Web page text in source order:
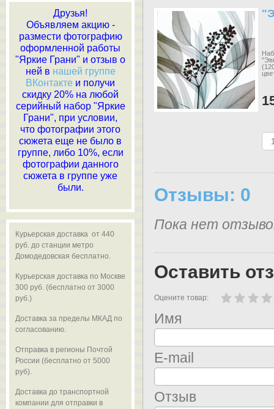
Отзывы: 0
Пока нет
Оставить
Оцените товар:
Имя
E-mail
Отзыв
Друзья!
Объявляем акцию -
размести фотографию
оформленной работы
"Яркие Грани" и отзыв о
ней в нашей группе
ВКонтакте и получи
скидку 20% на любой
серийный набор "Яркие
Грани", при условии,
что фотографии этого
сюжета еще не было в
группе, либо 10%, если
фотографии данного
сюжета в группе уже
были.
Курьерская доставка от 440
руб. до станции метро
Домодедовская бесплатно.
Курьерская доставка по Москве
300 руб. (бесплатно от 3000
руб.)
Доставка за пределы МКАД по
согласованию.
Отправка в регионы Почтой
России (бесплатно от 5000
руб).
Доставка до транспортной
компании для отправки в